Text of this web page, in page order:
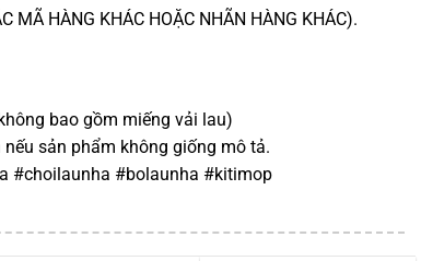
MÃ HÀNG KHÁC HOẶC NHÃN HÀNG KHÁC).
bao gồm miếng vải lau)
sản phẩm không giống mô tả.
#choilaunha #bolaunha #kitimop